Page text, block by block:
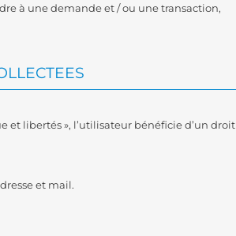
à une demande et / ou une transaction,
et libertés », l’utilisateur bénéficie d’un droit
et mail.